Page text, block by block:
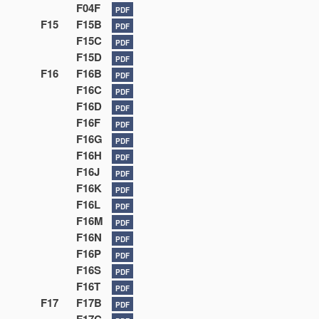
F04F PDF
F15 F15B PDF
F15C PDF
F15D PDF
F16 F16B PDF
F16C PDF
F16D PDF
F16F PDF
F16G PDF
F16H PDF
F16J PDF
F16K PDF
F16L PDF
F16M PDF
F16N PDF
F16P PDF
F16S PDF
F16T PDF
F17 F17B PDF